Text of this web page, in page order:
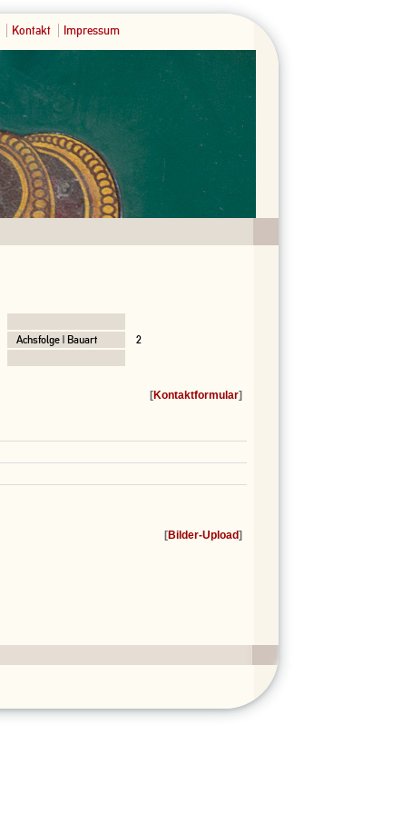
Kontakt Impressum
Achsfolge | Bauart
2
[Kontaktformular]
[Bilder-Upload]